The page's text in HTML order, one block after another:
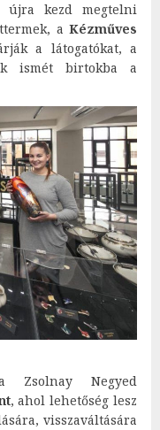
újra kezd megtelni
a Kézműves
a látogatókat, a
ismét birtokba a
Negyed
, ahol lehetőség lesz
visszaváltására